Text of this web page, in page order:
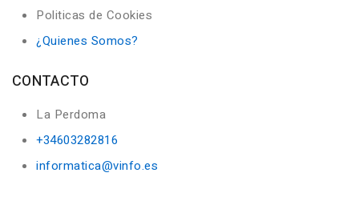
Politicas de Cookies
¿Quienes Somos?
CONTACTO
La Perdoma
+34603282816
informatica@vinfo.es